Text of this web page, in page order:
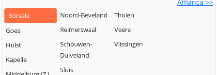
Affianca >>
Borsele
Goes
Hulst
Kapelle
Noord-Beveland
Reimerswaal
Schouwen-
Duiveland
Sluis
Tholen
Veere
Vlissingen